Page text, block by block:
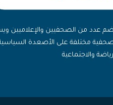
عدد من الصحفيين والإعلاميين
مختلفة على الأصعدة
والاجتماعية